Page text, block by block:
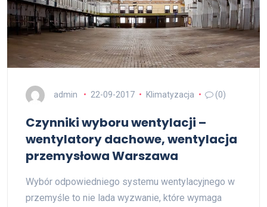
admin 22-09-2017 Klimatyzacja (0)
Czynniki wyboru wentylacji –
wentylatory dachowe, wentylacja
przemysłowa Warszawa
Wybór odpowiedniego systemu wentylacyjnego w
przemyśle to nie lada wyzwanie, które wymaga